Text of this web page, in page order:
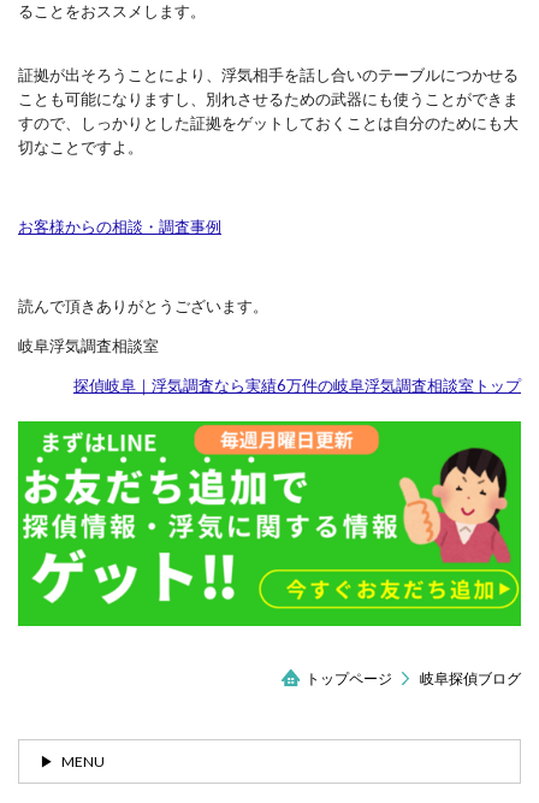
ることをおススメします。
証拠が出そろうことにより、浮気相手を話し合いのテーブルにつかせる
ことも可能になりますし、別れさせるための武器にも使うことができま
すので、しっかりとした証拠をゲットしておくことは自分のためにも大
切なことですよ。
お客様からの相談・調査事例
読んで頂きありがとうございます。
岐阜浮気調査相談室
探偵岐阜｜浮気調査なら実績6万件の岐阜浮気調査相談室トップ
トップページ 岐阜探偵ブログ
MENU